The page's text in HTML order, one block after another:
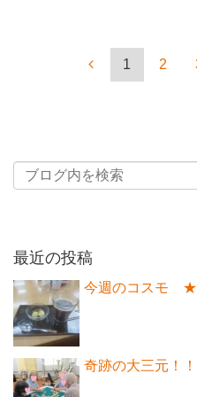
1 2
最近の投稿
今週のコスモ ★
奇跡の大三元！！